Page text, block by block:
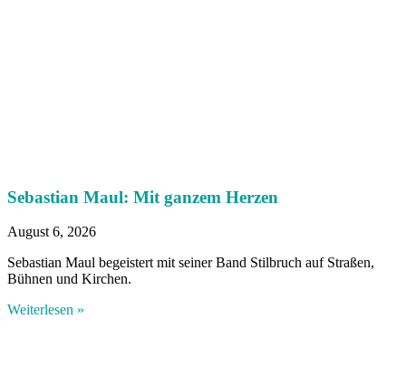
Sebastian Maul: Mit ganzem Herzen
August 6, 2026
Sebastian Maul begeistert mit seiner Band Stilbruch auf Straßen,
Bühnen und Kirchen.
Weiterlesen »